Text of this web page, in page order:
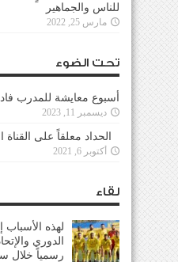
للناس والجماهير
مارس 25, 2022
تحت الضوء
أسبوع معايشة للمدرب
ديسمبر 11, 2023
الحداد معلقاً على القناة
أكتوبر 6, 2021
لقاء
لهذه
الدوري
رسمياً خلال